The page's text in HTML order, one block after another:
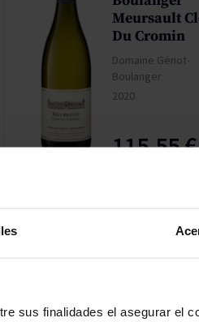
sus finalidades el asegurar el
Meursault
Du Cromin
Domaine Génot-
Boulanger
2020
115,55 €